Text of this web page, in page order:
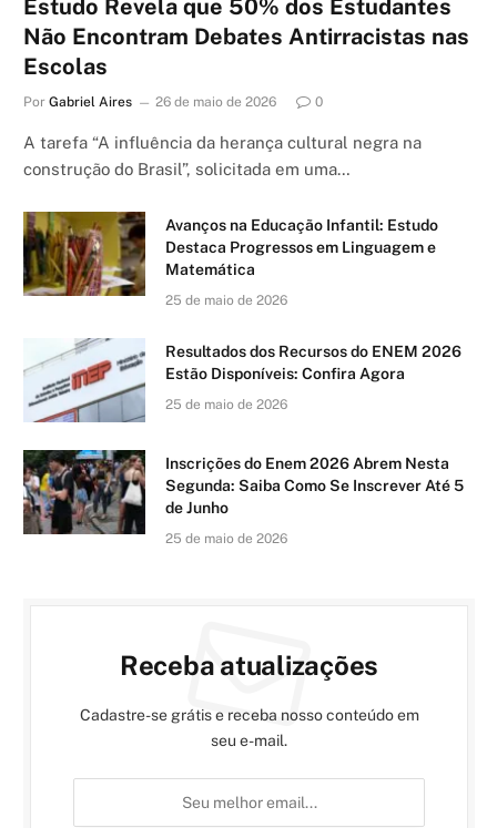
Estudo Revela que 50% dos Estudantes
Não Encontram Debates Antirracistas nas
Escolas
Por Gabriel Aires 26 de maio de 2026 0
A tarefa “A influência da herança cultural negra na
construção do Brasil”, solicitada em uma…
Avanços na Educação Infantil: Estudo
Destaca Progressos em Linguagem e
Matemática
25 de maio de 2026
Resultados dos Recursos do ENEM 2026
Estão Disponíveis: Confira Agora
25 de maio de 2026
Inscrições do Enem 2026 Abrem Nesta
Segunda: Saiba Como Se Inscrever Até 5
de Junho
25 de maio de 2026
Receba atualizações
Cadastre-se grátis e receba nosso conteúdo em
seu e-mail.